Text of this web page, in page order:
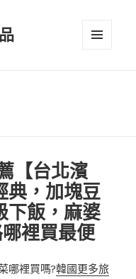
【台北濱
典，加塊豆
下飯，麻婆
裡買最便
哪裡買嗎?韓國更多旅